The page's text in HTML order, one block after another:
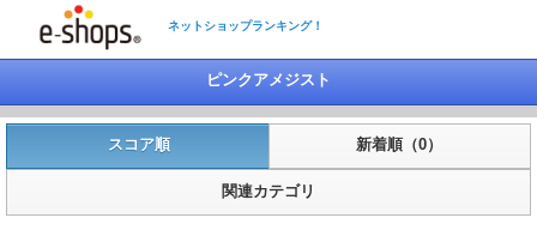
ネットショップランキング！
ピンクアメジスト
スコア順 新着順（0）
関連カテゴリ